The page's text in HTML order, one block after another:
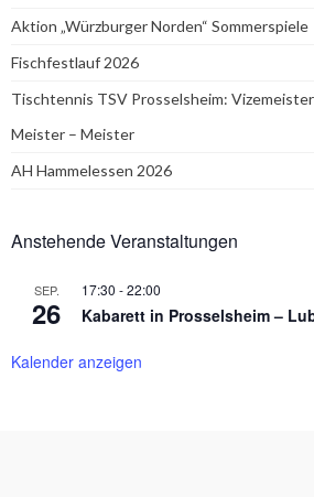
Aktion „Würzburger Norden“ Sommerspiele
Fischfestlauf 2026
Tischtennis TSV Prosselsheim:
Meister – Meister
AH Hammelessen 2026
Anstehende Veranstaltungen
SEP.
26
17:30 -22:00
Kabarett in Prosselsheim –
Kalender anzeigen